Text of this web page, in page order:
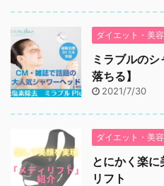
ダイエット・美容
ミラブルの
落ちる】
2021/7/30
ダイエット・美容
とにかく楽
リフト